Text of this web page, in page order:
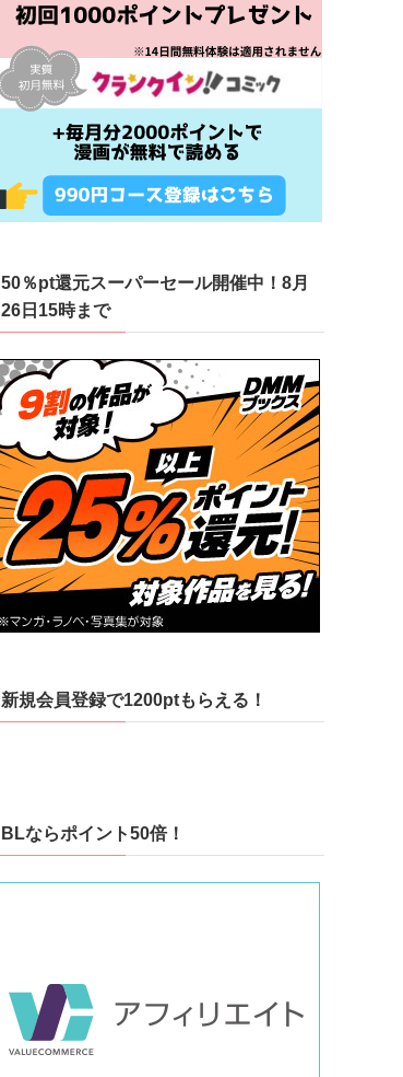
50％pt還元スーパーセール開催中！8月
26日15時まで
新規会員登録で1200ptもらえる！
BLならポイント50倍！